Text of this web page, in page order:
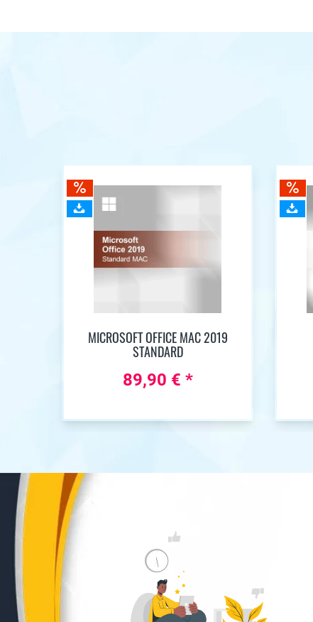
MICROSOFT OFFICE MAC 2019
STANDARD
89,90 € *